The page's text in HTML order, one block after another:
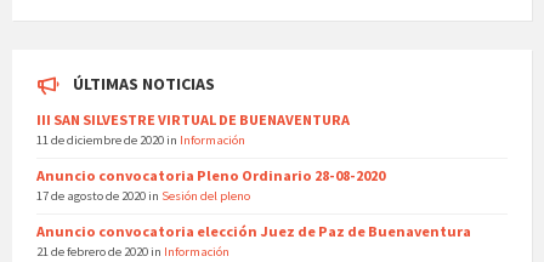
ÚLTIMAS NOTICIAS
III SAN SILVESTRE VIRTUAL DE BUENAVENTURA
11 de diciembre de 2020 in Información
Anuncio convocatoria Pleno Ordinario 28-08-2020
17 de agosto de 2020 in Sesión del pleno
Anuncio convocatoria elección Juez de Paz de Buenaventura
21 de febrero de 2020 in Información